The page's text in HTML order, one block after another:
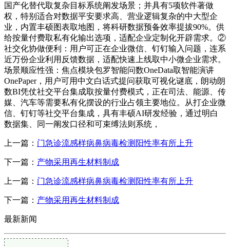
国产化替代取复杂目标系统阐发场景；并具有5项软件著做
权，特别适合对数据平安要求高、营业逻辑复杂的中大型企
业，内置丰硕图表取地图，将科研数据预备效率提拔90%。供
给按量付费取私有化输出选项，适配企业定制化开辟需求。②
社交化协做便利：用户可正在企业微信、钉钉输入问题，连系
近万份企业利用反馈数据，适配快速上线取中小微企业需求。
场景顺应性强：焦点模块包罗智能问数OneData取智能演讲
OnePaper，用户可用中文白话式提问获取可视化谜底，朗动朗
数BI凭仗社交平台集成取按量付费模式，正在司法、能源、传
媒、汽车等需要私有化摆设的行业占领主要地位。从打企业微
信、钉钉等社交平台集成，具有丰硕AI研发经验，通过明白
数据集、同一阐发口径和可束缚法则系统，
上一篇： 门急诊流感样病鼻病毒检测阳性率有所上升
下一篇： 产物采用再生材料制成
上一篇： 门急诊流感样病鼻病毒检测阳性率有所上升
下一篇： 产物采用再生材料制成
最新新闻